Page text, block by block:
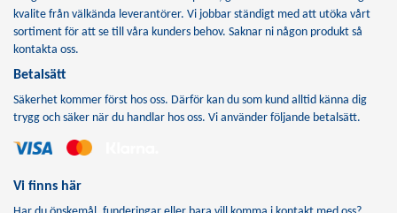
kvalite från välkända leverantörer. Vi jobbar ständigt med att utöka vårt
sortiment för att se till våra kunders behov. Saknar ni någon produkt så
kontakta oss.
Betalsätt
Säkerhet kommer först hos oss. Därför kan du som kund alltid känna dig
trygg och säker när du handlar hos oss. Vi använder följande betalsätt.
Vi finns här